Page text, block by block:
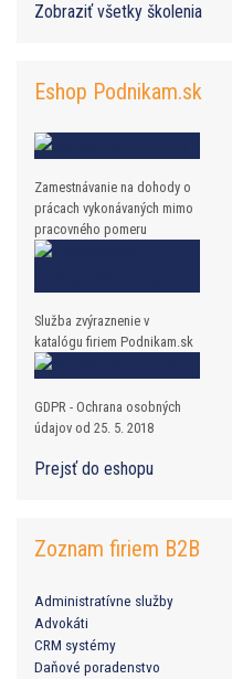
Zobraziť všetky školenia
Eshop Podnikam.sk
Zamestnávanie na dohody o
prácach vykonávaných mimo
pracovného pomeru
Služba zvýraznenie v
katalógu firiem Podnikam.sk
GDPR - Ochrana osobných
údajov od 25. 5. 2018
Prejsť do eshopu
Zoznam firiem B2B
Administratívne služby
Advokáti
CRM systémy
Daňové poradenstvo